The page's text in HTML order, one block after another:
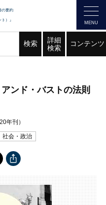
の要約
ト）』
検索
詳細
検索
コンテンツ
ンド・バストの法則
年刊）
社会・政治